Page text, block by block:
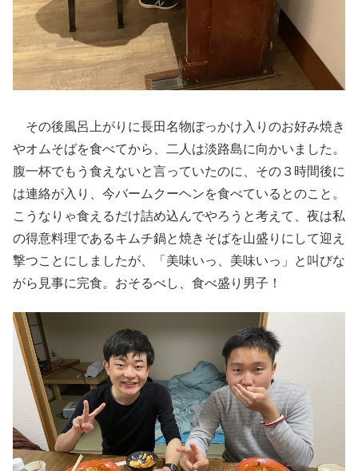
その後風呂上がりに長田名物ぼっかけ入りのお好み焼き
やオムそばを食べてから、二人は淡路島に向かいました。
腹一杯でもう食えないと言っていたのに、その３時間後に
は連絡が入り、今バームクーヘンを食べているとのこと。
こうなりゃ食えるだけ詰め込んでやろうと考えて、夜は私
の得意料理であるキムチ鍋と焼きそばを山盛りにして迎え
撃つことにしましたが、「美味いっ、美味いっ」と叫びな
がら見事に完食。おそるべし、食べ盛り男子！